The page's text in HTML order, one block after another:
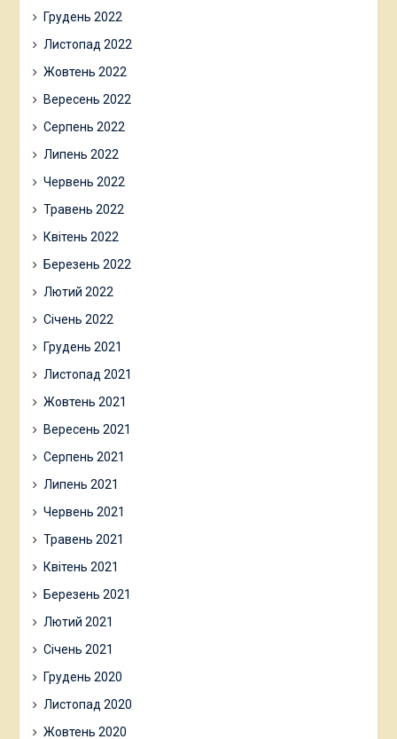
Грудень 2022
Листопад 2022
Жовтень 2022
Вересень 2022
Серпень 2022
Липень 2022
Червень 2022
Травень 2022
Квітень 2022
Березень 2022
Лютий 2022
Січень 2022
Грудень 2021
Листопад 2021
Жовтень 2021
Вересень 2021
Серпень 2021
Липень 2021
Червень 2021
Травень 2021
Квітень 2021
Березень 2021
Лютий 2021
Січень 2021
Грудень 2020
Листопад 2020
Жовтень 2020